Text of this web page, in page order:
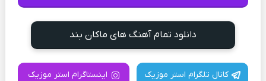
دانلود تمام آهنگ های ماکان بند
کانال تلگرام استر موزیک اینستاگرام استر موزیک